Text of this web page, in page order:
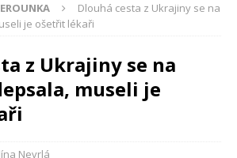
Dlouhá cesta z Ukrajiny se na
je ošetřit lékaři
z Ukrajiny se na
museli je
Nevrlá